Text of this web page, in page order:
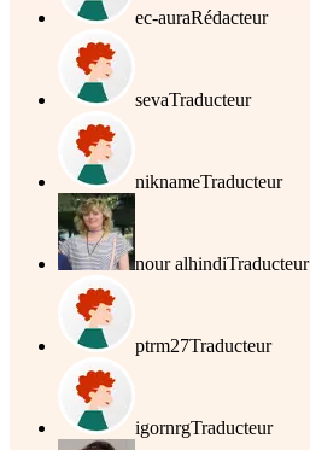
ec-auraRédacteur
sevaTraducteur
niknameTraducteur
nour alhindiTraducteur
ptrm27Traducteur
igornrgTraducteur